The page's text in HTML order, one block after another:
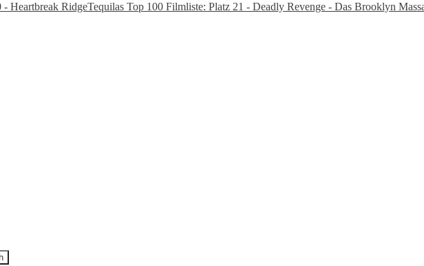
- Heartbreak RidgeTequilas Top 100 Filmliste: Platz 21 - Deadly Revenge - Das Brooklyn